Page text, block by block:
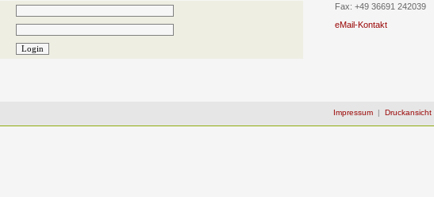
Fax: +49 36691 242039
eMail-Kontakt
Impressum Druckansicht